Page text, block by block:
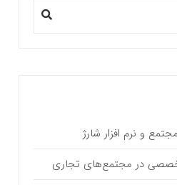
و نرم افزار شارژ
در مجتمع‌های تجاری